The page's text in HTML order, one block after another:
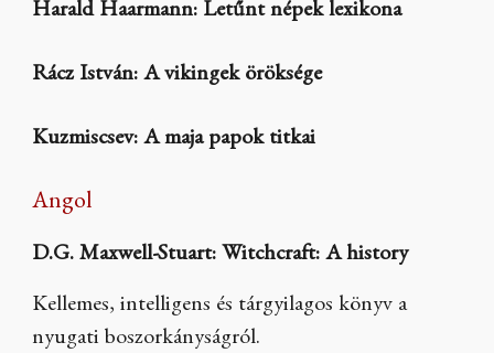
Harald Haarmann: Letűnt népek lexikona
Rácz István: A vikingek öröksége
Kuzmiscsev: A maja papok titkai
Angol
D.G. Maxwell-Stuart: Witchcraft: A history
Kellemes, intelligens és tárgyilagos könyv a
nyugati boszorkányságról.